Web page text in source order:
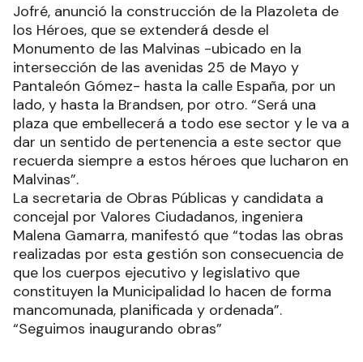
Jofré, anunció la construcción de la Plazoleta de
los Héroes, que se extenderá desde el
Monumento de las Malvinas -ubicado en la
intersección de las avenidas 25 de Mayo y
Pantaleón Gómez- hasta la calle España, por un
lado, y hasta la Brandsen, por otro. “Será una
plaza que embellecerá a todo ese sector y le va a
dar un sentido de pertenencia a este sector que
recuerda siempre a estos héroes que lucharon en
Malvinas”.
La secretaria de Obras Públicas y candidata a
concejal por Valores Ciudadanos, ingeniera
Malena Gamarra, manifestó que “todas las obras
realizadas por esta gestión son consecuencia de
que los cuerpos ejecutivo y legislativo que
constituyen la Municipalidad lo hacen de forma
mancomunada, planificada y ordenada”.
“Seguimos inaugurando obras”